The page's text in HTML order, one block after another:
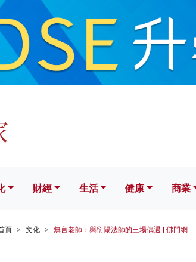
財經 生活 健康
財經 生活 健康 商業
頁 文化 無言老師：與衍陽法師的三場偶遇 | 佛門網